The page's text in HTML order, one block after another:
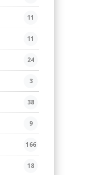
11
11
24
3
38
9
166
18